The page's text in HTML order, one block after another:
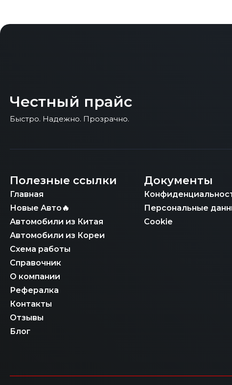
Честный прайс
Быстро. Надежно. Прозрачно.
Полезные ссылки
Главная
Новые Авто🔥
Автомобили из Китая
Автомобили из Кореи
Схема работы
Справочник
О компании
Рефералка
Контакты
Отзывы
Блог
Документы
Персональные
Cookie